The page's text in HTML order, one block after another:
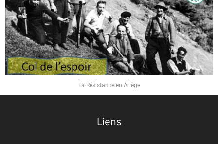
La Résistance en Ariège
Liens